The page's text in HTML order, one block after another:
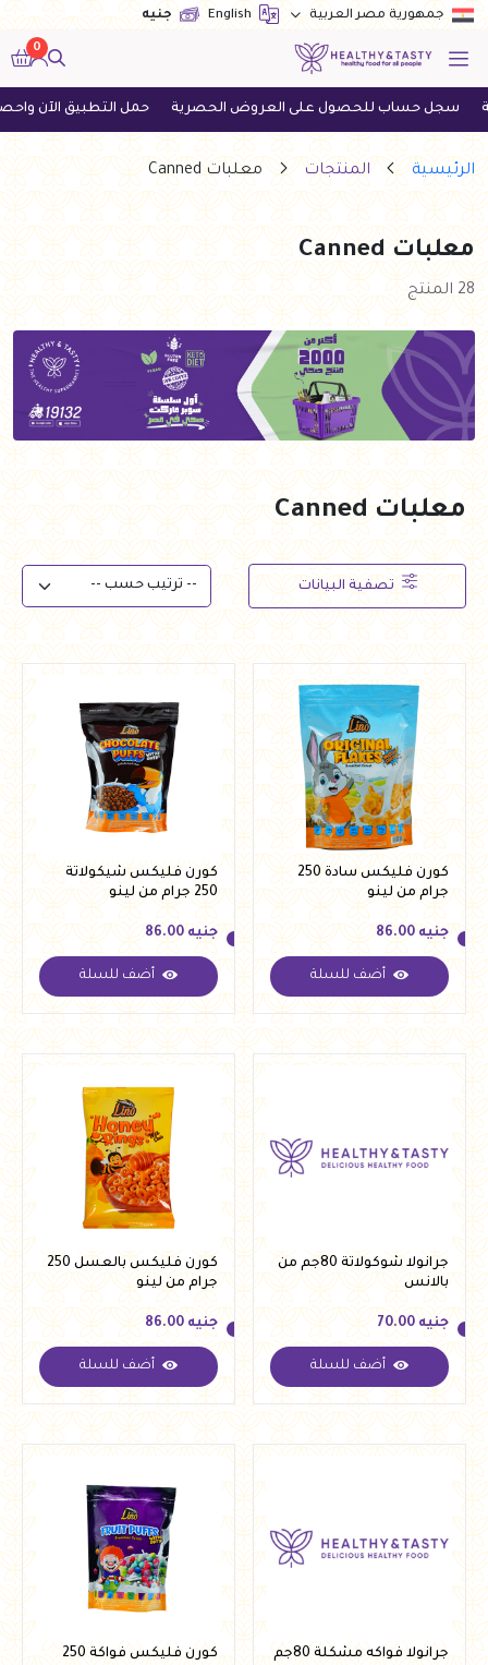
جمهورية مصر العربية جنيه
0
للحصول على العروض الحصرية حمل التطبيق الآن واحصل على
الرئيسية المنتجات معلبات Canned
معلبات Canned
28 المنتج
معلبات Canned
تصفية البيانات
كورن فليكس سادة 250
جرام من لينو
جنيه
جنيه 86.00
أضف للسلة
كورن فليكس شيكولاتة
250 جرام من لينو
جنيه
جنيه 86.00
أضف للسلة
جرانولا شوكولاتة 80جم من
بالانس
جنيه
جنيه 70.00
أضف للسلة
كورن فليكس بالعسل 250
جرام من لينو
جنيه
جنيه 86.00
أضف للسلة
جرانولا فواكه مشكلة 80جم
كورن فليكس فواكة 250